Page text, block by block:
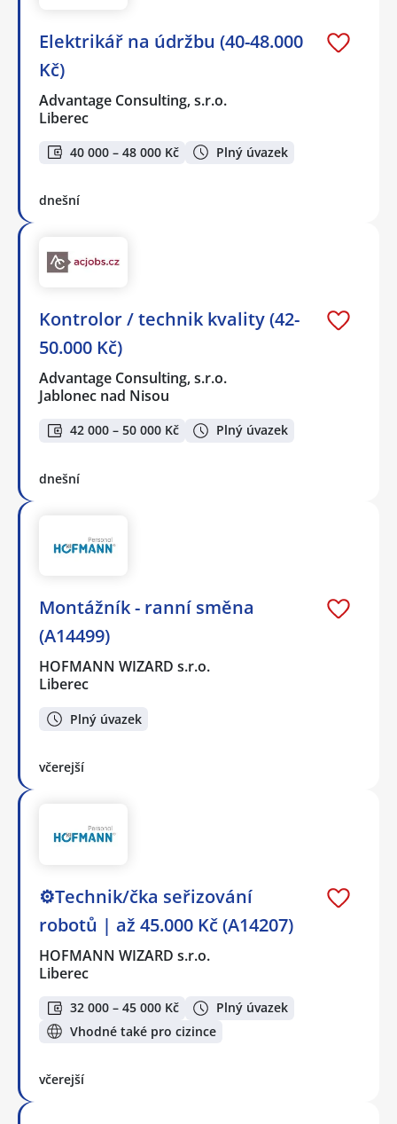
Elektrikář na údržbu (40-48.000
Kč)
Advantage Consulting, s.r.o.
Liberec
40 000 – 48 000 Kč Plný úvazek
dnešní
Kontrolor / technik kvality (42-
50.000 Kč)
Advantage Consulting, s.r.o.
Jablonec nad Nisou
42 000 – 50 000 Kč Plný úvazek
dnešní
Montážník - ranní směna
(A14499)
HOFMANN WIZARD s.r.o.
Liberec
Plný úvazek
včerejší
⚙️Technik/čka seřizování
robotů | až 45.000 Kč (A14207)
HOFMANN WIZARD s.r.o.
Liberec
32 000 – 45 000 Kč
Plný úvazek
Vhodné také pro cizince
včerejší